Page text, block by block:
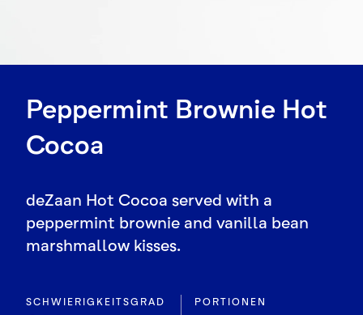
Peppermint Brownie Hot
Cocoa
deZaan Hot Cocoa served with a
peppermint brownie and vanilla bean
marshmallow kisses.
SCHWIERIGKEITSGRAD
PORTIONEN